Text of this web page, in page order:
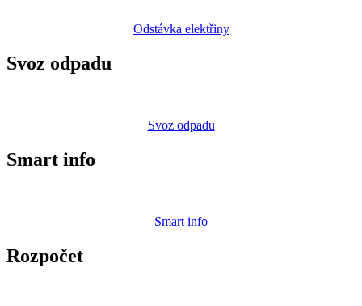
Odstávka elektřiny
Svoz odpadu
Svoz odpadu
Smart info
Smart info
Rozpočet